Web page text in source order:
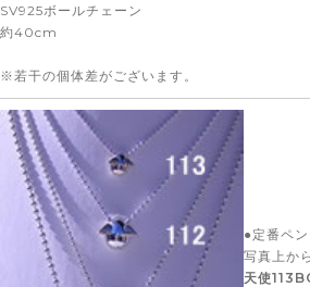
【天使の卵】のベーシックなペンダント。一番
SV925ボールチェーン
約40cm
※若干の個体差がございます。
●定番ペ
写真上から
天使